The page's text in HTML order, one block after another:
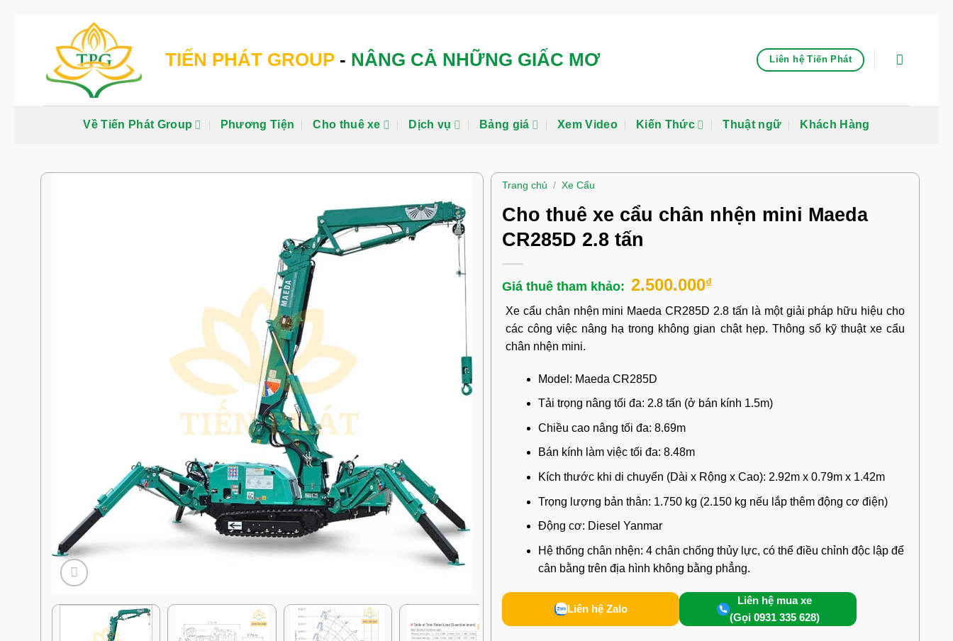
TIẾN PHÁT GROUP - NÂNG CẢ NHỮNG GIẤC MƠ Liên hệ Tiến Phát
Về Tiến Phát Group Phương Tiện Cho thuê xe Dịch vụ Bảng giá Xem Video Kiến Thức Thuật ngữ Khách Hàng
Trang chủ / Xe Cẩu
Cho thuê xe cẩu chân nhện mini Maeda
CR285D 2.8 tấn
2.500.000₫
Xe cẩu chân nhện mini Maeda CR285D 2.8 tấn là một giải pháp hữu hiệu cho
các công việc nâng hạ trong không gian chật hẹp. Thông số kỹ thuật xe cẩu
chân nhện mini.
Model: Maeda CR285D
Tải trọng nâng tối đa: 2.8 tấn (ở bán kính 1.5m)
Chiều cao nâng tối đa: 8.69m
Bán kính làm việc tối đa: 8.48m
Kích thước khi di chuyển (Dài x Rộng x Cao): 2.92m x 0.79m x 1.42m
Trọng lượng bản thân: 1.750 kg (2.150 kg nếu lắp thêm động cơ điện)
Động cơ: Diesel Yanmar
Hệ thống chân nhện: 4 chân chống thủy lực, có thể điều chỉnh độc lập để
cân bằng trên địa hình không bằng phẳng.
Liên hệ Zalo
Liên hệ mua xe
(Gọi 0931 335 628)